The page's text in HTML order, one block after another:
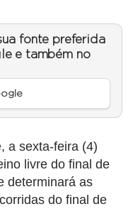
fonte preferida
e também no
a sexta-feira (4)
livre do final de
determinará as
do final de